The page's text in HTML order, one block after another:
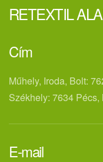
RETEXTIL
Cím
Műhely, Iroda, Bolt:
Székhely: 7634
E-mail